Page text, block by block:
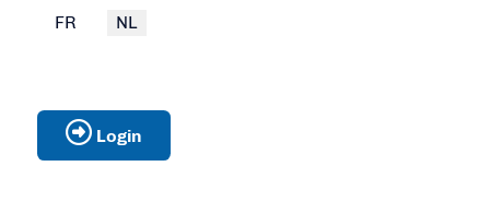
Select your language
FR NL
Login